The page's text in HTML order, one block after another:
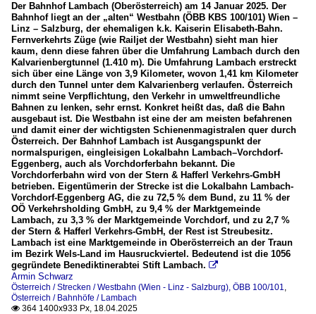
Der Bahnhof Lambach (Oberösterreich) am 14 Januar 2025. Der
Bahnhof liegt an der „alten“ Westbahn (ÖBB KBS 100/101) Wien –
Linz – Salzburg, der ehemaligen k.k. Kaiserin Elisabeth-Bahn.
Fernverkehrts Züge (wie Railjet der Westbahn) sieht man hier
kaum, denn diese fahren über die Umfahrung Lambach durch den
Kalvarienbergtunnel (1.410 m). Die Umfahrung Lambach erstreckt
sich über eine Länge von 3,9 Kilometer, wovon 1,41 km Kilometer
durch den Tunnel unter dem Kalvarienberg verlaufen. Österreich
nimmt seine Verpflichtung, den Verkehr in umweltfreundliche
Bahnen zu lenken, sehr ernst. Konkret heißt das, daß die Bahn
ausgebaut ist. Die Westbahn ist eine der am meisten befahrenen
und damit einer der wichtigsten Schienenmagistralen quer durch
Österreich. Der Bahnhof Lambach ist Ausgangspunkt der
normalspurigen, eingleisigen Lokalbahn Lambach–Vorchdorf-
Eggenberg, auch als Vorchdorferbahn bekannt. Die
Vorchdorferbahn wird von der Stern & Hafferl Verkehrs-GmbH
betrieben. Eigentümerin der Strecke ist die Lokalbahn Lambach-
Vorchdorf-Eggenberg AG, die zu 72,5 % dem Bund, zu 11 % der
OÖ Verkehrsholding GmbH, zu 9,4 % der Marktgemeinde
Lambach, zu 3,3 % der Marktgemeinde Vorchdorf, und zu 2,7 %
der Stern & Hafferl Verkehrs-GmbH, der Rest ist Streubesitz.
Lambach ist eine Marktgemeinde in Oberösterreich an der Traun
im Bezirk Wels-Land im Hausruckviertel. Bedeutend ist die 1056
gegründete Benediktinerabtei Stift Lambach. 
Armin Schwarz
Österreich / Strecken / Westbahn (Wien - Linz - Salzburg), ÖBB 100/101,
Österreich / Bahnhöfe / Lambach
 364 1400x933 Px, 18.04.2025